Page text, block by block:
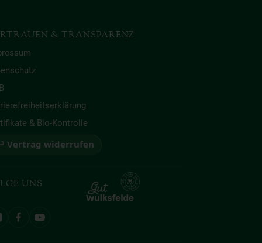
& TRANSPARENZ
& Bio-Kontrolle
Vertrag widerrufen
UNS